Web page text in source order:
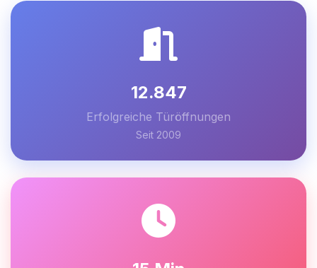
12.847
Erfolgreiche Türöffnungen
Seit 2009